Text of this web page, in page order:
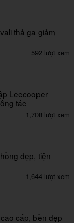
thả ga giảm
592 lượt xem
Leecooper
tác
1,708 lượt xem
đẹp, tiện
1,644 lượt xem
cấp, bền đẹp